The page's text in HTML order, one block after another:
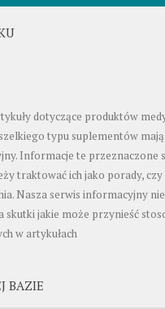
dotyczące produktów
typu suplementów
Informacje te przeznaczone
traktować ich jako porady, czy
Nasza serwis informacyjny
skutki jakie może przynieść
w artykułach
BAZIE